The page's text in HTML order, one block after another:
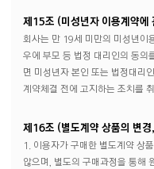
제15조 (미성년자 이용계약에
회사는 만 19세 미만의 미성년이
우에 부모 등 법정 대리인의 동의
면 미성년자 본인 또는 법정대리
계약체결 전에 고지하는 조치를
제16조 (별도계약 상품의 변경
1. 이용자가 구매한 별도계약 상
않으며, 별도의 구매과정을 통해